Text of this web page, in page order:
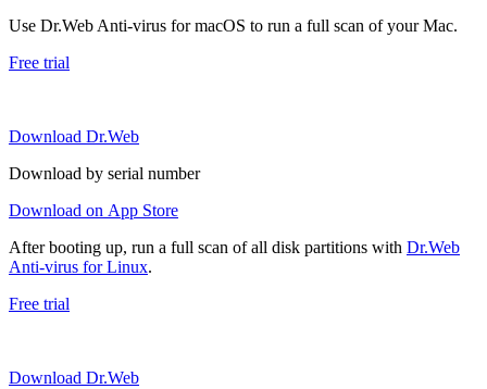
Use Dr.Web Anti-virus for macOS to run a full scan of your Mac.
Free trial
Download Dr.Web
Download by serial number
Download on App Store
After booting up, run a full scan of all disk partitions with Dr.Web
Anti-virus for Linux.
Free trial
Download Dr.Web